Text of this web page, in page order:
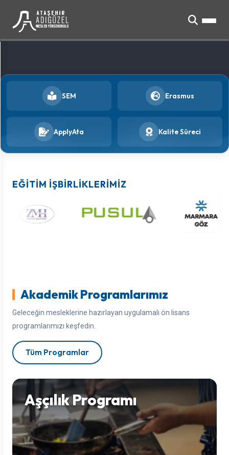
SEM Erasmus
ApplyAta Kalite Süreci
EĞITIM İŞBIRLIKLERIMIZ
Akademik Programlarımız
Geleceğin mesleklerine hazırlayan uygulamalı ön lisans
programlarımızı keşfedin.
Tüm Programlar
Aşçılık Programı